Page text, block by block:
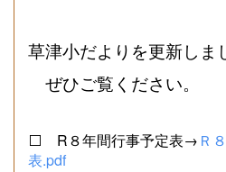
草津小だよりを更新しま
ぜひご覧ください。
⬜ R８年間行事予定表→ Ｒ
表.pdf